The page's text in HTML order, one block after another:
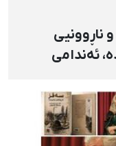
و ناڕوونیی
ئەندامی